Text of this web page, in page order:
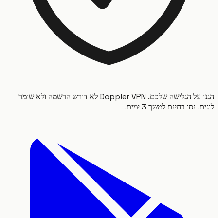
הגנו על הגלישה שלכם. Doppler VPN לא דורש הרשמה ולא שומר
נסו בחינם למשך 3 ימים.